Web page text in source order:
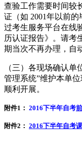
查验工作需要时间较
证（如 2001年以前
过考生服务平台在线
历认证报告》。请考
期当次不再办理，自
（三）各现场确认
管理系统”维护本单
顺利开展。
附件1： 2016下半年自考
附件2： 2016下半年自考